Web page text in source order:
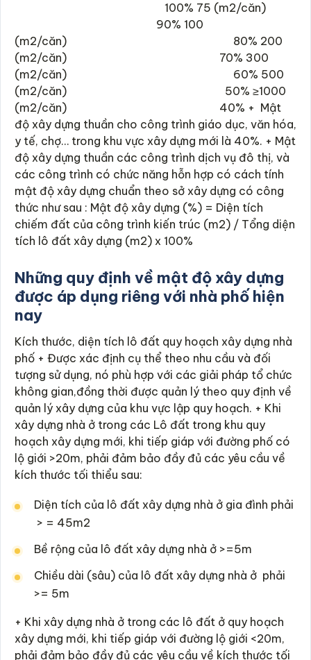
100% 75 (m2/căn)
90% 100
(m2/căn) 80% 200
(m2/căn) 70% 300
(m2/căn) 60% 500
(m2/căn) 50% ≥1000
(m2/căn) 40% + Mật
độ xây dựng thuần cho công trình giáo dục, văn hóa,
y tế, chợ… trong khu vực xây dựng mới là 40%. + Mật
độ xây dựng thuần các công trình dịch vụ đô thị, và
các công trình có chức năng hỗn hợp có cách tính
mật độ xây dựng chuẩn theo sở xây dựng có công
thức như sau : Mật độ xây dựng (%) = Diện tích
chiếm đất của công trình kiến trúc (m2) / Tổng diện
tích lô đất xây dựng (m2) x 100%
Những quy định về mật độ xây dựng
được áp dụng riêng với nhà phố hiện
nay
Kích thước, diện tích lô đất quy hoạch xây dựng nhà
phố + Được xác định cụ thể theo nhu cầu và đối
tượng sử dụng, nó phù hợp với các giải pháp tổ chức
không gian,đồng thời được quản lý theo quy định về
quản lý xây dựng của khu vực lập quy hoạch. + Khi
xây dựng nhà ở trong các Lô đất trong khu quy
hoạch xây dựng mới, khi tiếp giáp với đường phố có
lộ giới >20m, phải đảm bảo đầy đủ các yêu cầu về
kích thước tối thiểu sau:
Diện tích của lô đất xây dựng nhà ở gia đình phải
> = 45m2
Bề rộng của lô đất xây dựng nhà ở >=5m
Chiều dài (sâu) của lô đất xây dựng nhà ở phải
>= 5m
+ Khi xây dựng nhà ở trong các lô đất ở quy hoạch
xây dựng mới, khi tiếp giáp với đường lộ giới <20m,
phải đảm bảo đầy đủ các yêu cầu về kích thước tối